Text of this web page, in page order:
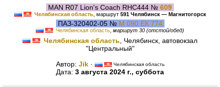
MAN R07 Lion's Coach RHC444 № 609
Челябинская область, маршрут 591 Челябинск — Магнитогорск
ПАЗ-320402-05 № М 090 ЕК 774
Челябинская область маршрут 30 (отстой/обед)
Челябинская область , Челябинск, автовокзал
"Центральный"
Автор: Jik· Челябинская область
Дата: 3 августа 2024 г., суббота